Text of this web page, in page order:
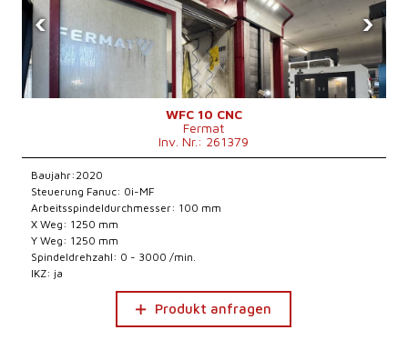
‹ ›
WFC 10 CNC
Fermat
Inv. Nr.: 261379
Baujahr:2020
Steuerung Fanuc: 0i-MF
Arbeitsspindeldurchmesser: 100 mm
X Weg: 1250 mm
Y Weg: 1250 mm
Spindeldrehzahl: 0 - 3000 /min.
IKZ: ja
Produkt anfragen